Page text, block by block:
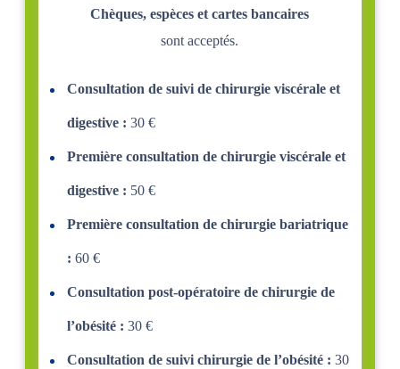
Chèques, espèces et cartes bancaires
sont acceptés.
Consultation de suivi de chirurgie viscérale et
digestive : 30 €
Première consultation de chirurgie viscérale et
digestive : 50 €
Première consultation de chirurgie bariatrique
: 60 €
Consultation post-opératoire de chirurgie de
l’obésité : 30 €
Consultation de suivi chirurgie de l’obésité : 30